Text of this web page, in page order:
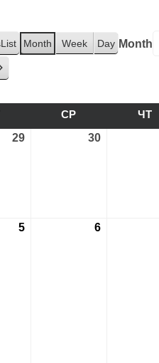
List Month Week Day Month
СР ЧТ
29 30
5 6